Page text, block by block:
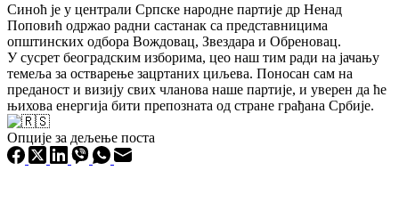
Синоћ је у централи Српске народне партије др Ненад
Поповић одржао радни састанак са представницима
општинских одбора Вождовац, Звездара и Обреновац.
У сусрет београдским изборима, цео наш тим ради на јачању
темеља за остварење зацртаних циљева. Поносан сам на
преданост и визију свих чланова наше партије, и уверен да ће
њихова енергија бити препозната од стране грађана Србије.
Опције за дељење поста